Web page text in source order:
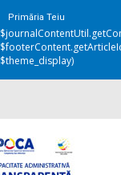
Primăria Teiu
$theme_display)